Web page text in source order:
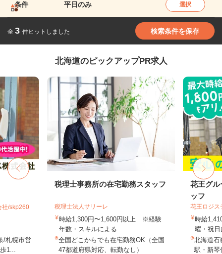
条件 平日のみ 選択
全 3 件ヒットしました 検索条件を保存
北海道のピックアップPR求人
社/skp260
/札幌市営
1...
税理士事務所の在宅勤務スタッフ
税理士法人サリーレ
時給1,300円〜1,600円以上 ※経験
年数・スキルによる
全国どこからでも在宅勤務OK（全国
47都道府県対応、転勤なし）
花王グル
ッフ
花王ロジ
時給
曜・祝
北海道石
駅・新琴